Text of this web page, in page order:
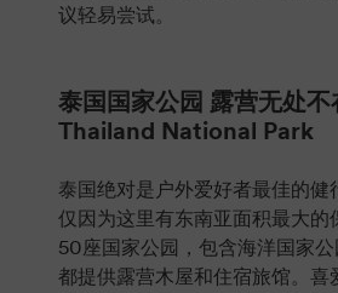
议轻易尝试。
泰国国家公园 露营无处不
Thailand National Park
泰国绝对是户外爱好者最佳的健
仅因为这里有东南亚面积最大的
50座国家公园，包含海洋国家
都提供露营木屋和住宿旅馆。喜